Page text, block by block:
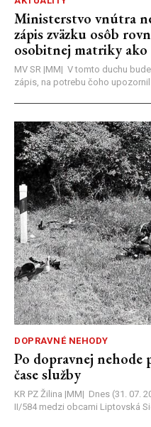
Ministerstvo vnútra
zápis zväzku osôb
osobitnej matriky ako
MV SR |MM| V tomto duchu
zápis, na potrebu čoho upozornil
DOPRAVNÉ NEHODY
Po dopravnej nehode
čase služby
KR PZ Žilina |MM| Dnes (31. 07.
II/584 medzi obcami Liptovská